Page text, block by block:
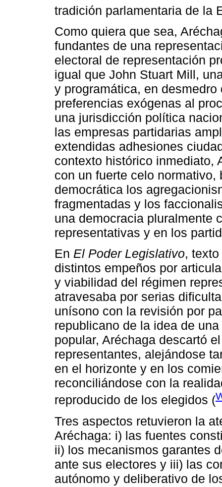
tradición parlamentaria de la
Como quiera que sea,
fundantes de una
electoral de representación
igual que John Stuart Mill,
y programática, en
preferencias exógenas al
una jurisdicción política
las empresas partidarias
extendidas adhesiones
contexto histórico inmediato,
con un fuerte celo
democrática los
fragmentadas y los
una democracia pluralmente
representativas y en los
En El Poder Legislativo,
distintos empeños por
y viabilidad del régimen
atravesaba por serias
unísono con la revisión por
republicano de la idea de
popular, Aréchaga descartó
representantes, alejándose
en el horizonte y en los
reconciliándose con la
reproducido de los elegidos (
Tres aspectos retuvieron la
Aréchaga: i) las fuentes
ii) los mecanismos garantes
ante sus electores y iii) las
autónomo y deliberativo de